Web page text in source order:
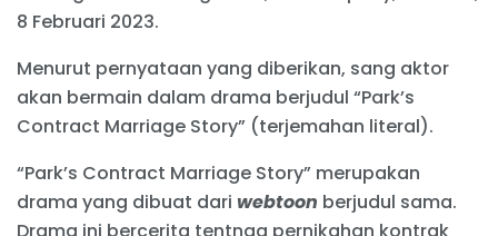
8 Februari 2023.
Menurut pernyataan yang diberikan, sang aktor
akan bermain dalam drama berjudul “Park’s
Contract Marriage Story” (terjemahan literal).
“Park’s Contract Marriage Story” merupakan
drama yang dibuat dari webtoon berjudul sama.